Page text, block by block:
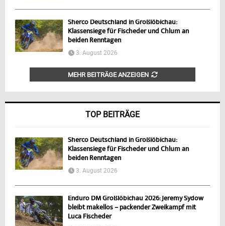
Sherco Deutschland in Großlöbichau:
Klassensiege für Fischeder und Chlum an
beiden Renntagen
3. August 2026
MEHR BEITRÄGE ANZEIGEN
TOP BEITRÄGE
Sherco Deutschland in Großlöbichau:
Klassensiege für Fischeder und Chlum an
beiden Renntagen
3. August 2026
Enduro DM Großlöbichau 2026: Jeremy Sydow
bleibt makellos – packender Zweikampf mit
Luca Fischeder